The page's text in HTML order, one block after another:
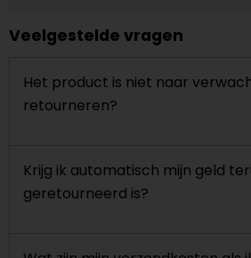
Veelgestelde vragen
Het product is niet naar
retourneren?
Krijg ik automatisch mijn geld
geretourneerd is?